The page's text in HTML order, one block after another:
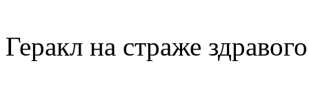
Геракл на страже